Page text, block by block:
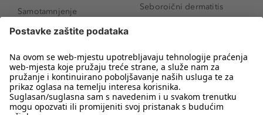
Samotamnjenje
Puderi
Proizvodi za obrve
Sunce i zaštita
Serumi za lice
Proizvodi za čišćenje lica
Seboroični dermatitis
Novo
Koji mi parfem
odgovara?
Kako našminkati oči da